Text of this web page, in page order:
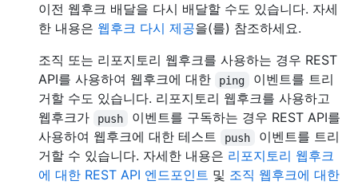
이전 웹후크 배달을 다시 배달할 수도 있습니다. 자세
한 내용은 웹후크 다시 제공을(를) 참조하세요.
조직 또는 리포지토리 웹후크를 사용하는 경우 REST
API를 사용하여 웹후크에 대한
ping
이벤트를 트리
거할 수도 있습니다. 리포지토리 웹후크를 사용하고
웹후크가
push
이벤트를 구독하는 경우 REST API를
사용하여 웹후크에 대한 테스트
push
이벤트를 트리
거할 수 있습니다. 자세한 내용은 리포지토리 웹후크
에 대한 REST API 엔드포인트 및 조직 웹후크에 대한